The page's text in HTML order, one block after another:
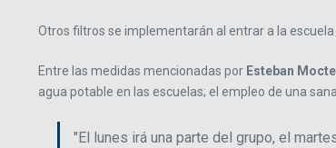
Otros filtros se implementarán al entrar a la
Entre las medidas mencionadas por Esteban
agua potable en las escuelas; el empleo de una
"El lunes irá una parte del grupo, el